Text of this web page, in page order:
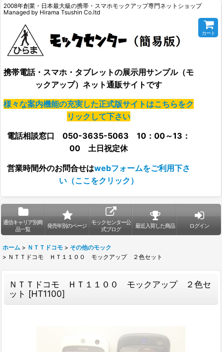
2008年創業・日本最大級の携帯・スマホモックアップ専門ネットショップ
Managed by Hirama Tsushin Co.ltd
携帯電話・スマホ・タブレットの展示用サンプル（モ
ックアップ）ネット通販サイトです
様々な案内機能の充実した正式版サイトはこちらをク
リックして下さい
電話相談窓口 050-3635-5063 10：00～13：
00 土日祝定休
営業時間外のお問合せはwebフォームをご利用下さ
い（ここをクリック）
カート
通信キャリア別商
品一覧
発売年別のページ
モックセンター公
式ブログ
最近入荷した商品 ログイン
ホーム > ＮＴＴドコモ > その他のモック
> ＮＴＴドコモ ＨＴ１１００ モックアップ ２色セット
ＮＴＴドコモ ＨＴ１１００ モックアップ ２色セ
ット [HT1100]